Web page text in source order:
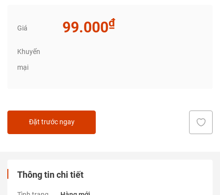
Giá 99.000₫
Khuyến
mại
Đặt trước ngay
Thông tin chi tiết